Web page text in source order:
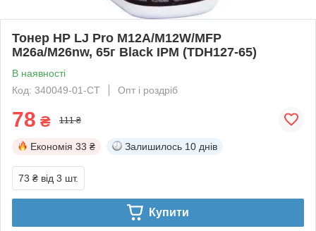
Тонер HP LJ Pro M12A/M12W/MFP
M26a/M26nw, 65г Black IPM (TDH127-65)
В наявності
Код: 340049-01-СТ
Опт і роздріб
78 ₴ 111 ₴
Економія 33 ₴ Залишилось 10 днів
73 ₴ від 3 шт.
Купити